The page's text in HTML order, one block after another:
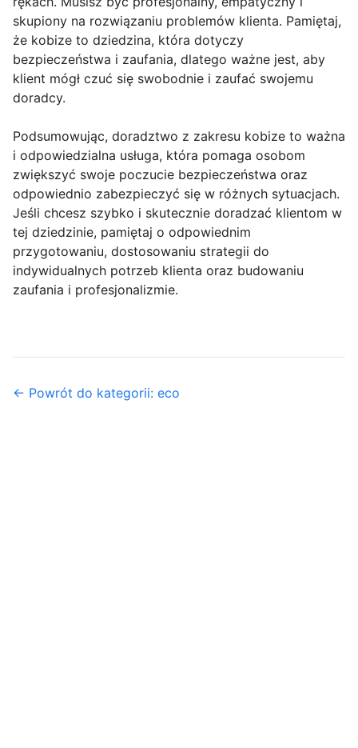
skupiony na rozwiązaniu problemów klienta. Pamiętaj,
że kobize to dziedzina, która dotyczy
bezpieczeństwa i zaufania, dlatego ważne jest, aby
klient mógł czuć się swobodnie i zaufać swojemu
doradcy.
Podsumowując, doradztwo z zakresu kobize to ważna
i odpowiedzialna usługa, która pomaga osobom
zwiększyć swoje poczucie bezpieczeństwa oraz
odpowiednio zabezpieczyć się w różnych sytuacjach.
Jeśli chcesz szybko i skutecznie doradzać klientom w
tej dziedzinie, pamiętaj o odpowiednim
przygotowaniu, dostosowaniu strategii do
indywidualnych potrzeb klienta oraz budowaniu
zaufania i profesjonalizmie.
← Powrót do kategorii: eco